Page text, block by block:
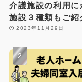
介護施設の利用
施設３種類もご紹
2023年11月29日